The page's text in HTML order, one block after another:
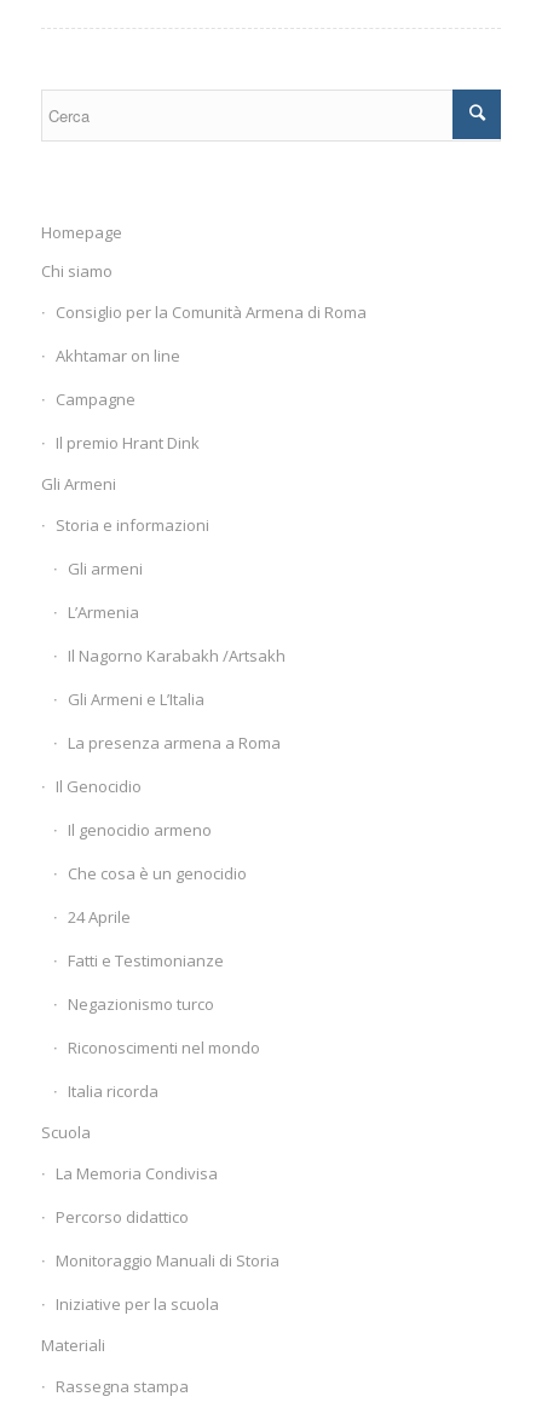
Homepage
Chi siamo
Consiglio per la Comunità Armena di Roma
Akhtamar on line
Campagne
Il premio Hrant Dink
Gli Armeni
Storia e informazioni
Gli armeni
L’Armenia
Il Nagorno Karabakh /Artsakh
Gli Armeni e L’Italia
La presenza armena a Roma
Il Genocidio
Il genocidio armeno
Che cosa è un genocidio
24 Aprile
Fatti e Testimonianze
Negazionismo turco
Riconoscimenti nel mondo
Italia ricorda
Scuola
La Memoria Condivisa
Percorso didattico
Monitoraggio Manuali di Storia
Iniziative per la scuola
Materiali
Rassegna stampa